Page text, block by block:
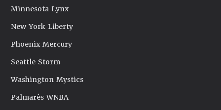
Minnesota Lynx
New York Liberty
Phoenix Mercury
Seattle Storm
Washington Mystics
Palmarès WNBA